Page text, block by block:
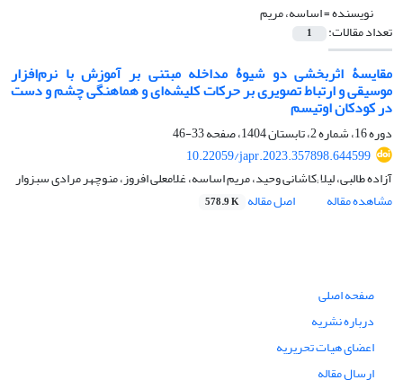
نویسنده =اساسه، مریم
تعداد مقالات: 1
مقایسۀ اثربخشی دو شیوۀ مداخله مبتنی بر آموزش با نرم‌افزار
موسیقی و ارتباط تصویری بر حرکات کلیشه‌ای و هماهنگی چشم و دست
در کودکان اوتیسم
دوره 16، شماره 2، تابستان 1404، صفحه
33-46
10.22059/japr.2023.357898.644599
آزاده طالبی، لیلا ;کاشانی وحید، مریم اساسه، غلامعلی افروز، منوچهر مرادی سبزوار
مشاهده مقاله
اصل مقاله 578.9 K
صفحه اصلی
درباره نشریه
اعضای هیات تحریریه
ارسال مقاله